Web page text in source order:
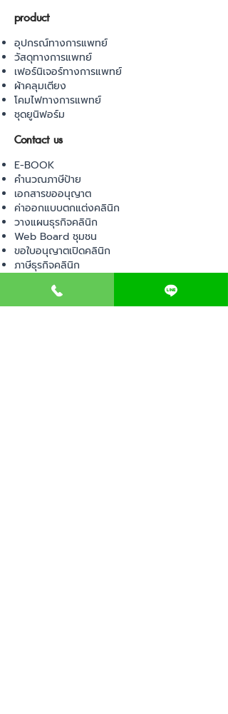
product
อุปกรณ์ทางการแพทย์
วัสดุทางการแพทย์
เฟอร์นิเจอร์ทางการแพทย์
ผ้าคลุมเตียง
โคมไฟทางการแพทย์
ชุดยูนิฟอร์ม
Contact us
E-BOOK
คำนวณภาษีป้าย
เอกสารขออนุญาต
ค่าออกแบบตกแต่งคลินิก
วางแผนธุรกิจคลินิก
Web Board ชุมชน
ขอใบอนุญาตเปิดคลินิก
ภาษีธุรกิจคลินิก
ติดต่อ สำนักงานสาธารณสุข
การนำเข้าเครื่องมือแพทย์